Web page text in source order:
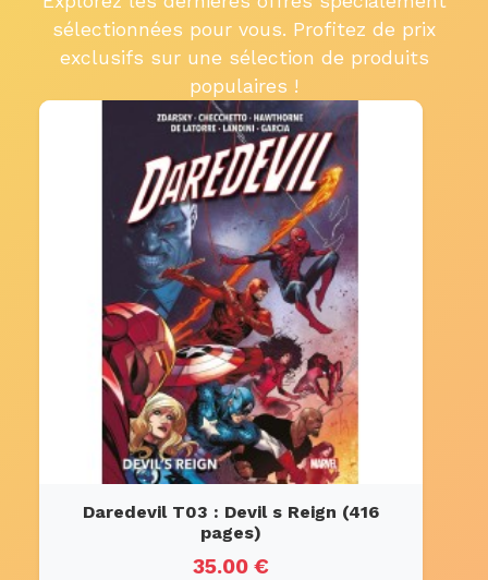
sélectionnées pour vous. Profitez de prix
exclusifs sur une sélection de produits
populaires !
Daredevil T03 : Devil s Reign (416
pages)
35.00 €